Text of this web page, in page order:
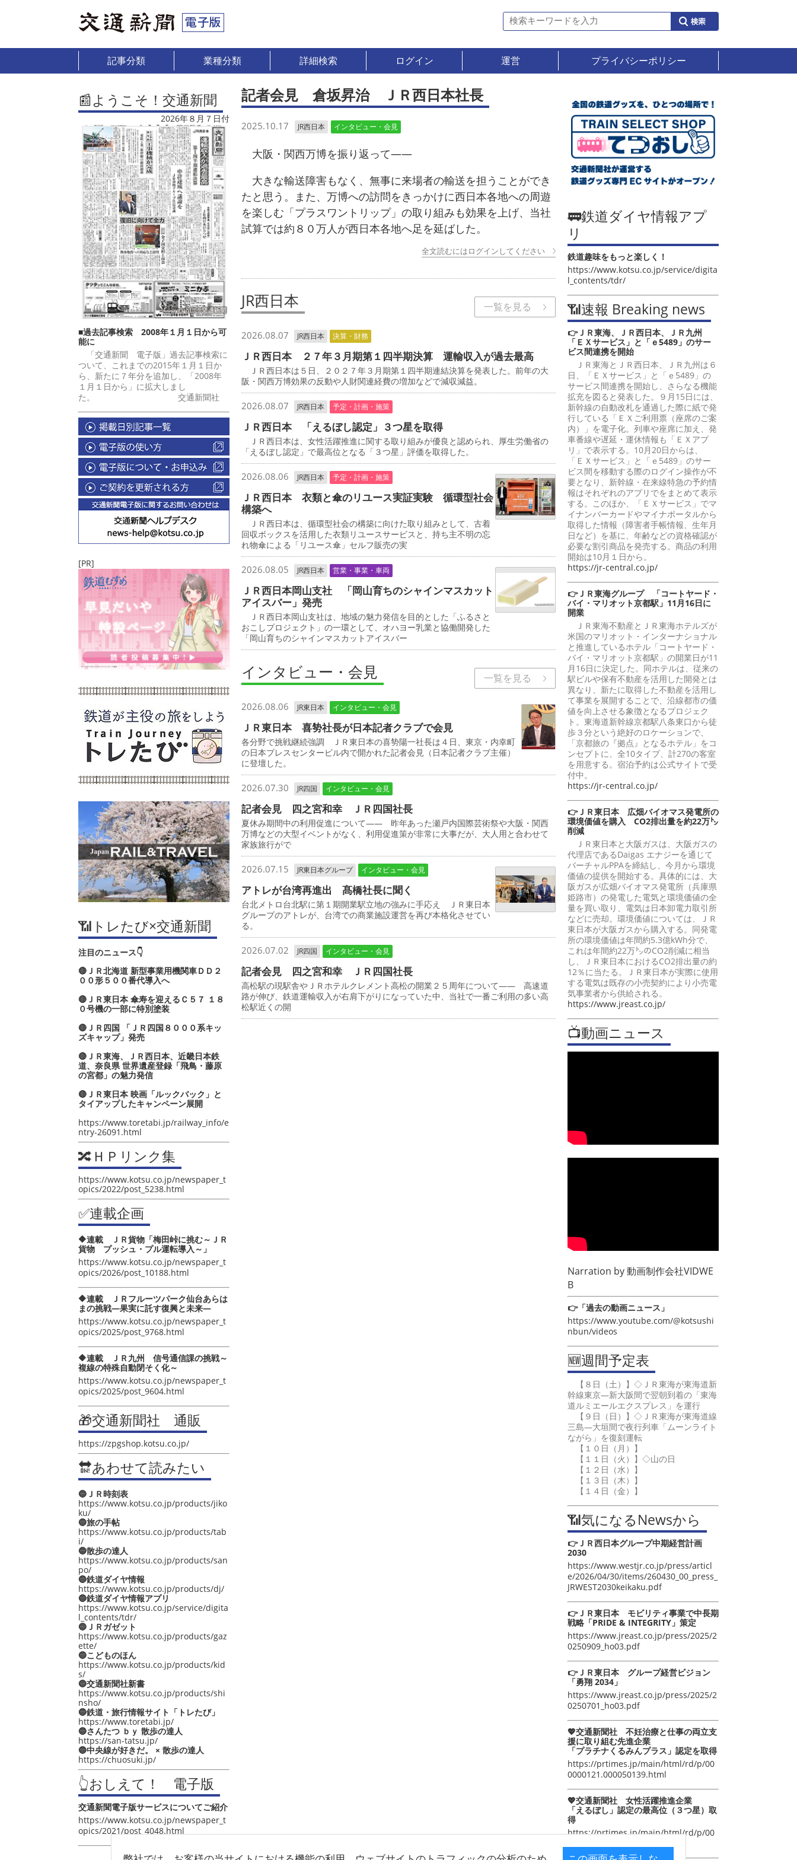
記事分類 業種分類 詳細検索 ログイン 運営 プライバシーポリシー
📰ようこそ！交通新聞
2026年８月７日付
■過去記事検索 2008年１月１日から可
能に
「交通新聞 電子版」過去記事検索に
ついて、これまでの2015年１月１日か
ら、新たに７年分を追加し、「2008年
１月１日から」に拡大しまし
た。 交通新聞社
[PR]
📶トレたび×交通新聞
注目のニュース👇
🔴ＪＲ北海道 新型事業用機関車ＤＤ２
００形５００番代導入へ
🔴ＪＲ東日本 傘寿を迎えるＣ５７ １８
０号機の一部に特別塗装
🔴ＪＲ四国 「ＪＲ四国８０００系キッ
ズキャップ」発売
🔴ＪＲ東海、ＪＲ西日本、近畿日本鉄
道、奈良県 世界遺産登録「飛鳥・藤原
の宮都」の魅力発信
🔴ＪＲ東日本 映画「ルックバック」と
タイアップしたキャンペーン展開
https://www.toretabi.jp/railway_info/e
ntry-26091.html
🔀ＨＰリンク集
https://www.kotsu.co.jp/newspaper_t
opics/2022/post_5238.html
✅連載企画
🔶連載 ＪＲ貨物「梅田峠に挑む～ＪＲ
貨物 プッシュ・プル運転導入～」
https://www.kotsu.co.jp/newspaper_t
opics/2026/post_10188.html
🔶連載 ＪＲフルーツパーク仙台あらは
まの挑戦―果実に託す復興と未来―
https://www.kotsu.co.jp/newspaper_t
opics/2025/post_9768.html
🔶連載 ＪＲ九州 信号通信課の挑戦～
複線の特殊自動閉そく化～
https://www.kotsu.co.jp/newspaper_t
opics/2025/post_9604.html
🎁交通新聞社 通販
https://zpgshop.kotsu.co.jp/
🔛あわせて読みたい
🔵ＪＲ時刻表
https://www.kotsu.co.jp/products/jiko
ku/
🔵旅の手帖
https://www.kotsu.co.jp/products/tab
i/
🔵散歩の達人
https://www.kotsu.co.jp/products/san
po/
🔵鉄道ダイヤ情報
https://www.kotsu.co.jp/products/dj/
🔵鉄道ダイヤ情報アプリ
https://www.kotsu.co.jp/service/digita
l_contents/tdr/
🔵ＪＲガゼット
https://www.kotsu.co.jp/products/gaz
ette/
🔵こどものほん
https://www.kotsu.co.jp/products/kid
s/
🔵交通新聞社新書
https://www.kotsu.co.jp/products/shi
nsho/
🔵鉄道・旅行情報サイト「トレたび」
https://www.toretabi.jp/
🔵さんたつ ｂｙ 散歩の達人
https://san-tatsu.jp/
🔵中央線が好きだ。 × 散歩の達人
https://chuosuki.jp/
👆おしえて！ 電子版
交通新聞電子版サービスについてご紹介
https://www.kotsu.co.jp/newspaper_t
opics/2021/post_4048.html
記者会見 倉坂昇治 ＪＲ西日本社長
2025.10.17 JR西日本 インタビュー・会見
大阪・関西万博を振り返って――
大きな輸送障害もなく、無事に来場者の輸送を担うことができ
たと思う。また、万博への訪問をきっかけに西日本各地への周遊
を楽しむ「プラスワントリップ」の取り組みも効果を上げ、当社
試算では約８０万人が西日本各地へ足を延ばした。
全文読むにはログインしてください
JR西日本 一覧を見る
2026.08.07 JR西日本 決算・財務
ＪＲ西日本 ２７年３月期第１四半期決算 運輸収入が過去最高
ＪＲ西日本は５日、２０２７年３月期第１四半期連結決算を発表した。前年の大
阪・関西万博効果の反動や人財関連経費の増加などで減収減益。
2026.08.07 JR西日本 予定・計画・施策
ＪＲ西日本 「えるぼし認定」３つ星を取得
ＪＲ西日本は、女性活躍推進に関する取り組みが優良と認められ、厚生労働省の
「えるぼし認定」で最高位となる「３つ星」評価を取得した。
2026.08.06 JR西日本 予定・計画・施策
ＪＲ西日本 衣類と傘のリユース実証実験 循環型社会
構築へ
ＪＲ西日本は、循環型社会の構築に向けた取り組みとして、古着
回収ボックスを活用した衣類リユースサービスと、持ち主不明の忘
れ物傘による「リユース傘」セルフ販売の実
2026.08.05 JR西日本 営業・事業・車両
ＪＲ西日本岡山支社 「岡山育ちのシャインマスカット
アイスバー」発売
ＪＲ西日本岡山支社は、地域の魅力発信を目的とした「ふるさと
おこしプロジェクト」の一環として、オハヨー乳業と協働開発した
「岡山育ちのシャインマスカットアイスバー
インタビュー・会見 一覧を見る
2026.08.06 JR東日本 インタビュー・会見
ＪＲ東日本 喜㔟社長が日本記者クラブで会見
各分野で挑戦継続強調 ＪＲ東日本の喜㔟陽一社長は４日、東京・内幸町
の日本プレスセンタービル内で開かれた記者会見（日本記者クラブ主催）
に登壇した。
2026.07.30 JR四国 インタビュー・会見
記者会見 四之宮和幸 ＪＲ四国社長
夏休み期間中の利用促進について―― 昨年あった瀬戸内国際芸術祭や大阪・関西
万博などの大型イベントがなく、利用促進策が非常に大事だが、大人用と合わせて
家族旅行がで
2026.07.15 JR東日本グループ インタビュー・会見
アトレが台湾再進出 髙橋社長に聞く
台北メトロ台北駅に第１期開業駅立地の強みに手応え ＪＲ東日本
グループのアトレが、台湾での商業施設運営を再び本格化させてい
る。
2026.07.02 JR四国 インタビュー・会見
記者会見 四之宮和幸 ＪＲ四国社長
高松駅の現駅舎やＪＲホテルクレメント高松の開業２５周年について―― 高速道
路が伸び、鉄道運輸収入が右肩下がりになっていた中、当社で一番ご利用の多い高
松駅近くの開
🚃鉄道ダイヤ情報アプ
リ
鉄道趣味をもっと楽しく！
https://www.kotsu.co.jp/service/digita
l_contents/tdr/
📶速報 Breaking news
👉ＪＲ東海、ＪＲ西日本、ＪＲ九州
「ＥＸサービス」と「ｅ5489」のサー
ビス間連携を開始
ＪＲ東海とＪＲ西日本、ＪＲ九州は６
日、「ＥＸサービス」と「ｅ5489」の
サービス間連携を開始し、さらなる機能
拡充を図ると発表した。９月15日には、
新幹線の自動改札を通過した際に紙で発
行している「ＥＸご利用票（座席のご案
内）」を電子化。列車や座席に加え、発
車番線や遅延・運休情報も「ＥＸアプ
リ」で表示する。10月20日からは、
「ＥＸサービス」と「ｅ5489」のサー
ビス間を移動する際のログイン操作が不
要となり、新幹線・在来線特急の予約情
報はそれぞれのアプリでをまとめて表示
する。このほか、「ＥＸサービス」でマ
イナンバーカードやマイナポータルから
取得した情報（障害者手帳情報、生年月
日など）を基に、年齢などの資格確認が
必要な割引商品を発売する。商品の利用
開始は10月１日から。
https://jr-central.co.jp/
👉ＪＲ東海グループ 「コートヤード・
バイ・マリオット京都駅」11月16日に
開業
ＪＲ東海不動産とＪＲ東海ホテルズが
米国のマリオット・インターナショナル
と推進しているホテル「コートヤード・
バイ・マリオット京都駅」の開業日が11
月16日に決定した。同ホテルは、従来の
駅ビルや保有不動産を活用した開発とは
異なり、新たに取得した不動産を活用し
て事業を展開することで、沿線都市の価
値を向上させる象徴となるプロジェク
ト。東海道新幹線京都駅八条東口から徒
歩３分という絶好のロケーションで、
「京都旅の『拠点』となるホテル」をコ
ンセプトに、全10タイプ、計270の客室
を用意する。宿泊予約は公式サイトで受
付中。
https://jr-central.co.jp/
👉ＪＲ東日本 広畑バイオマス発電所の
環境価値を購入 CO2排出量を約22万㌧
削減
ＪＲ東日本と大阪ガスは、大阪ガスの
代理店であるDaigas エナジーを通じて
バーチャルPPAを締結し、今月から環境
価値の提供を開始する。具体的には、大
阪ガスが広畑バイオマス発電所（兵庫県
姫路市）の発電した電気と環境価値の全
量を買い取り、電気は日本卸電力取引所
などに売却。環境価値については、ＪＲ
東日本が大阪ガスから購入する。同発電
所の環境価値は年間約5.3億kWh分で、
これは年間約22万㌧のCO2削減に相当
し、ＪＲ東日本におけるCO2排出量の約
12％に当たる。ＪＲ東日本が実際に使用
する電気は既存の小売契約により小売電
気事業者から供給される。
https://www.jreast.co.jp/
📺動画ニュース
Narration by動画制作会社VIDWE
B
👉「過去の動画ニュース」
https://www.youtube.com/@kotsushi
nbun/videos
🆕週間予定表
【８日（土）】◇ＪＲ東海が東海道新
幹線東京―新大阪間で翌朝到着の「東海
道ルミエールエクスプレス」を運行
【９日（日）】◇ＪＲ東海が東海道線
三島―大垣間で夜行列車「ムーンライト
ながら」を復刻運転
【１０日（月）】
【１１日（火）】◇山の日
【１２日（水）】
【１３日（木）】
【１４日（金）】
📶気になるNewsから
👉ＪＲ西日本グループ中期経営計画
2030
https://www.westjr.co.jp/press/articl
e/2026/04/30/items/260430_00_press_
JRWEST2030keikaku.pdf
👉ＪＲ東日本 モビリティ事業で中長期
戦略「PRIDE & INTEGRITY」策定
https://www.jreast.co.jp/press/2025/2
0250909_ho03.pdf
👉ＪＲ東日本 グループ経営ビジョン
「勇翔 2034」
https://www.jreast.co.jp/press/2025/2
0250701_ho03.pdf
💖交通新聞社 不妊治療と仕事の両立支
援に取り組む先進企業
「プラチナくるみんプラス」認定を取得
https://prtimes.jp/main/html/rd/p/00
0000121.000050139.html
💖交通新聞社 女性活躍推進企業
「えるぼし」認定の最高位（３つ星）取
得
https://prtimes.jp/main/html/rd/p/00